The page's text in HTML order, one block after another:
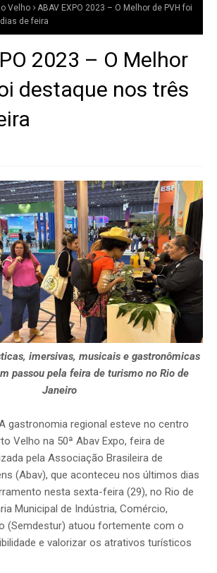
Velho
ABAV EXPO 2023 – O Melhor de PVH foi
de feira
2023 – O Melhor
destaque nos três
imersivas, musicais e gastronômicas
passou pela feira de turismo no Rio de
Janeiro
gastronomia regional esteve no centro
Velho na 50ª Abav Expo, feira de
pela Associação Brasileira de
(Abav), que aconteceu nos últimos dias
nesta sexta-feira (29), no Rio de
Municipal de Indústria, Comércio,
(Semdestur) atuou fortemente com o
e valorizar os atrativos turísticos